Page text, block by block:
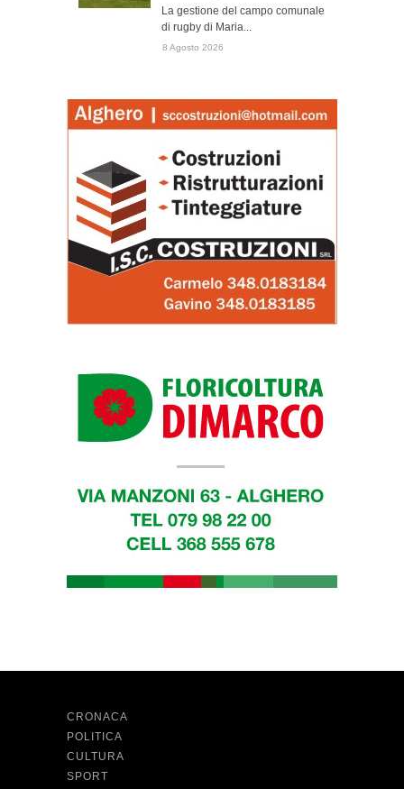
La gestione del campo comunale
di rugby di Maria...
8 Agosto 2026
CRONACA
POLITICA
CULTURA
SPORT